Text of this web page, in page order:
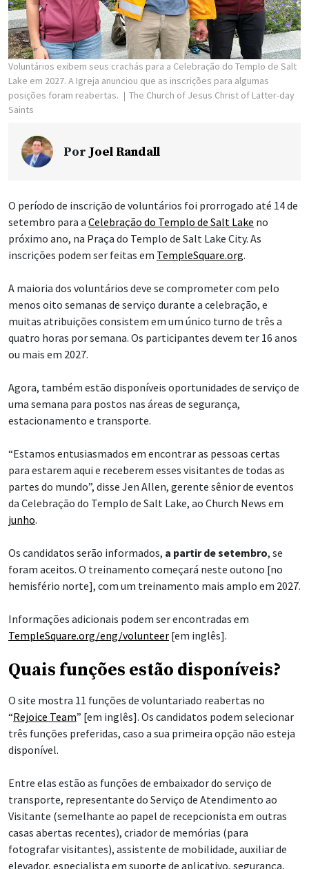
Voluntários exibem seus crachás para a Celebração do Templo de Salt
Lake em 2027. A Igreja anunciou que as inscrições para algumas
posições foram reabertas.
The Church of Jesus Christ of Latter-day
Saints
Por Joel Randall
O período de inscrição de voluntários foi prorrogado até 14 de
setembro para a Celebração do Templo de Salt Lake no
próximo ano, na Praça do Templo de Salt Lake City. As
inscrições podem ser feitas em TempleSquare.org.
A maioria dos voluntários deve se comprometer com pelo
menos oito semanas de serviço durante a celebração, e
muitas atribuições consistem em um único turno de três a
quatro horas por semana. Os participantes devem ter 16 anos
ou mais em 2027.
Agora, também estão disponíveis oportunidades de serviço de
uma semana para postos nas áreas de segurança,
estacionamento e transporte.
“Estamos entusiasmados em encontrar as pessoas certas
para estarem aqui e receberem esses visitantes de todas as
partes do mundo”, disse Jen Allen, gerente sênior de eventos
da Celebração do Templo de Salt Lake, ao Church News em
junho.
Os candidatos serão informados, a partir de setembro, se
foram aceitos. O treinamento começará neste outono [no
hemisfério norte], com um treinamento mais amplo em 2027.
Informações adicionais podem ser encontradas em
TempleSquare.org/eng/volunteer [em inglês].
Quais funções estão disponíveis?
O site mostra 11 funções de voluntariado reabertas no
“Rejoice Team” [em inglês]. Os candidatos podem selecionar
três funções preferidas, caso a sua primeira opção não esteja
disponível.
Entre elas estão as funções de embaixador do serviço de
transporte, representante do Serviço de Atendimento ao
Visitante (semelhante ao papel de recepcionista em outras
casas abertas recentes), criador de memórias (para
fotografar visitantes), assistente de mobilidade, auxiliar de
elevador, especialista em suporte de aplicativo, segurança,